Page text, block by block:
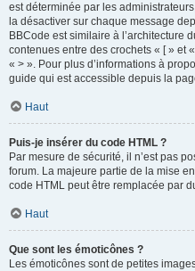
est déterminée par les
la désactiver sur chaque message
BBCode est similaire à l’architecture
contenues entre des crochets « [ » et
« > ». Pour plus d’informations à
guide qui est accessible depuis la
Haut
Puis-je insérer du code HTML ?
Par mesure de sécurité, il n’est pas
forum. La majeure partie de la mise
code HTML peut être remplacée par
Haut
Que sont les émoticônes ?
Les émoticônes sont de petites